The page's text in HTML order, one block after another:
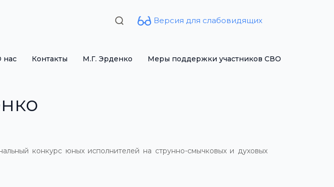
Версия для слабовидящих
нас Контакты М.Г. Эрденко Меры поддержки участников СВО
конкурс юных исполнителей на струнно-смычковых и духовых